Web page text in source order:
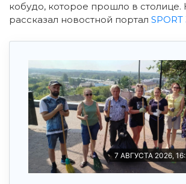
кобудо, которое прошло в
рассказал новостной портал SPORT
7 АВГУСТА 2026,